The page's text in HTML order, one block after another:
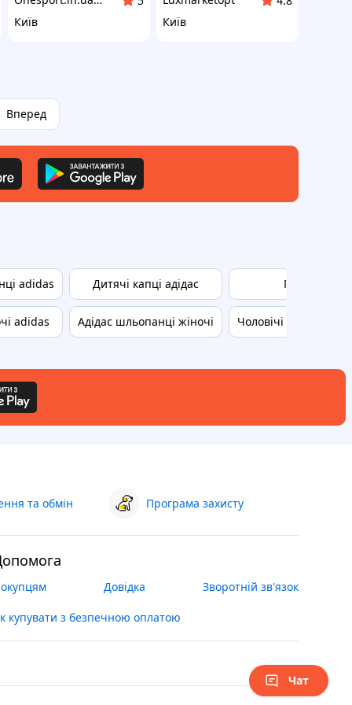
Київ
Київ
Вперед
adidas
adidas
Дитячі капці адідас
Адідас шльопанці жіночі
Гумові
Чоловічі капці
та обмін Програма захисту
Довідка Зворотній зв'язок
купувати з безпечною оплатою
Чат